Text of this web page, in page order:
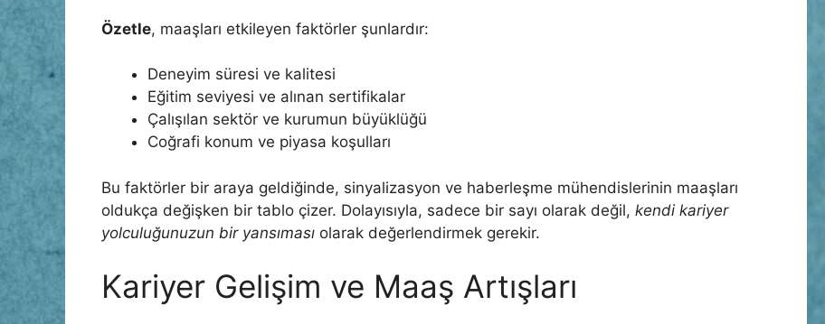
Özetle, maaşları etkileyen faktörler şunlardır:
Deneyim süresi ve kalitesi
Eğitim seviyesi ve alınan sertifikalar
Çalışılan sektör ve kurumun büyüklüğü
Coğrafi konum ve piyasa koşulları
Bu faktörler bir araya geldiğinde, sinyalizasyon ve haberleşme mühendislerinin maaşları
oldukça değişken bir tablo çizer. Dolayısıyla, sadece bir sayı olarak değil, kendi kariyer
yolculuğunuzun bir yansıması olarak değerlendirmek gerekir.
Kariyer Gelişim ve Maaş Artışları